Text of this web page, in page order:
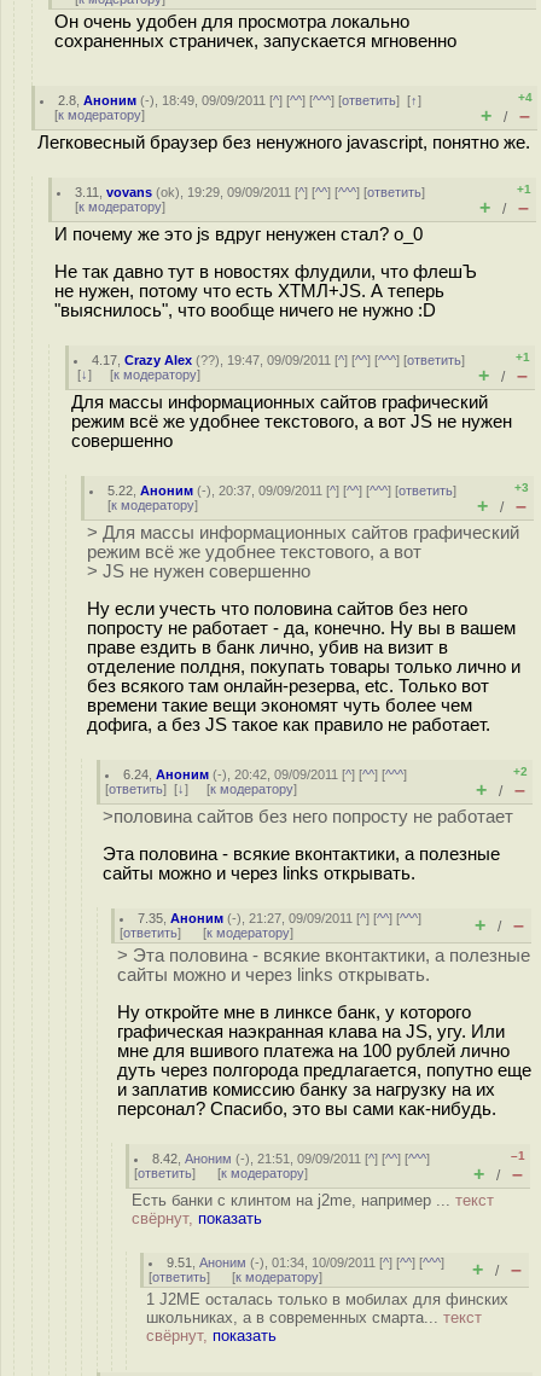
Он очень удобен для просмотра локально
сохраненных страничек, запускается мгновенно
2.8 ,Аноним (-), 18:49, 09/09/2011 [^] [^^] [^^^] [ответить][↑]
[к модератору]
+4
+ / –
Легковесный браузер без ненужного javascript, понятно же.
3.11 ,vovans (ok), 19:29, 09/09/2011 [^] [^^] [^^^] [ответить]
[к модератору]
+1
+ / –
И почему же это js вдруг ненужен стал? о_0
Не так давно тут в новостях флудили, что флешЪ
не нужен, потому что есть ХТМЛ+JS. А теперь
"выяснилось", что вообще ничего не нужно :D
4.17 ,Crazy Alex (??), 19:47, 09/09/2011 [^] [^^] [^^^] [ответить]
[↓] [к модератору]
+1
+ / –
Для массы информационных сайтов графический
режим всё же удобнее текстового, а вот JS не нужен
совершенно
5.22 ,Аноним (-), 20:37, 09/09/2011 [^] [^^] [^^^] [ответить]
[к модератору]
+3
+ / –
> Для массы информационных сайтов графический
режим всё же удобнее текстового, а вот
> JS не нужен совершенно
Ну если учесть что половина сайтов без него
попросту не работает - да, конечно. Ну вы в вашем
праве ездить в банк лично, убив на визит в
отделение полдня, покупать товары только лично и
без всякого там онлайн-резерва, etc. Только вот
времени такие вещи экономят чуть более чем
дофига, а без JS такое как правило не работает.
6.24 ,Аноним (-), 20:42, 09/09/2011 [^] [^^] [^^^]
[ответить] [↓] [к модератору]
+2
+ / –
>половина сайтов без него попросту не работает
Эта половина - всякие вконтактики, а полезные
сайты можно и через links открывать.
7.35 ,Аноним (-), 21:27, 09/09/2011 [^] [^^] [^^^]
[ответить] [к модератору] + / –
> Эта половина - всякие вконтактики, а полезные
сайты можно и через links открывать.
Ну откройте мне в линксе банк, у которого
графическая наэкранная клава на JS, угу. Или
мне для вшивого платежа на 100 рублей лично
дуть через полгорода предлагается, попутно еще
и заплатив комиссию банку за нагрузку на их
персонал? Спасибо, это вы сами как-нибудь.
8.42 ,Аноним (-), 21:51, 09/09/2011 [^] [^^] [^^^]
[ответить] [к модератору]
–1
+ / –
Есть банки с клинтом на j2me, например ... текст
свёрнут, показать
9.51 ,Аноним (-), 01:34, 10/09/2011 [^] [^^] [^^^]
[ответить] [к модератору] + / –
1 J2ME осталась только в мобилах для финских
школьниках, а в современных смарта... текст
свёрнут, показать